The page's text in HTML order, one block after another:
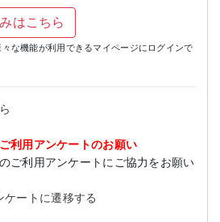
はこちら
な機能が利用できるマイページにログインで
利用アンケートのお願い
ご利用アンケートにご協力をお願い
ケートに遷移する